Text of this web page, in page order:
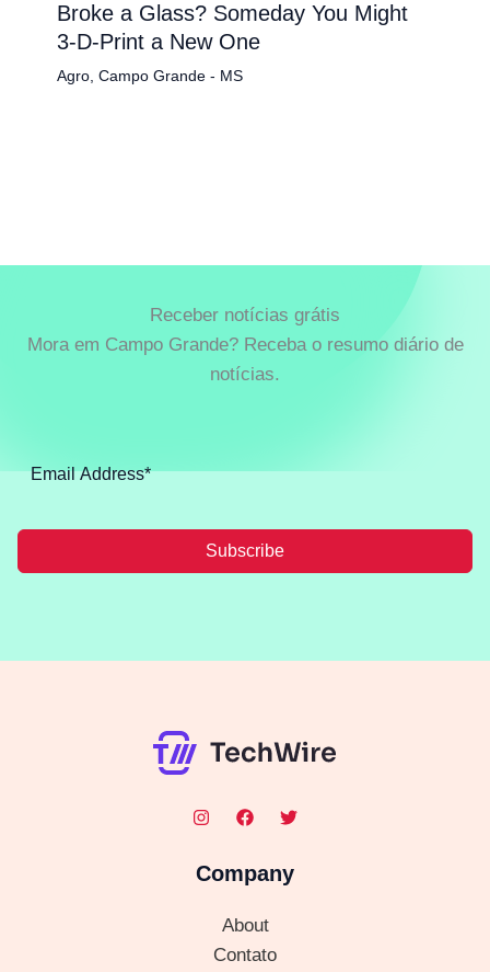
Broke a Glass? Someday You Might
3-D-Print a New One
Agro, Campo Grande - MS
Receber notícias grátis
Mora em Campo Grande? Receba o resumo diário de
notícias.
Subscribe
Company
About
Contato